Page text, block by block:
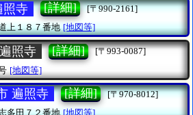
照寺 [詳細]
[〒990-2161]
上１８７番地 [地図等]
照寺 [詳細]
[〒993-0087]
[地図等]
遍照寺 [詳細]
[〒970-8012]
多田７２番地 [地図等]